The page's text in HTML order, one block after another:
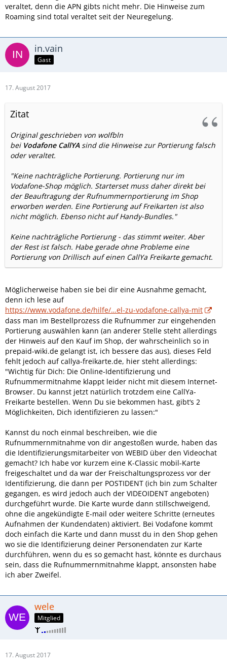
veraltet, denn die APN gibts nicht mehr. Die Hinweise zum
Roaming sind total veraltet seit der Neuregelung.
in.vain
Gast
17. August 2017
Zitat
Original geschrieben von wolfbln
bei Vodafone CallYA sind die Hinweise zur Portierung falsch
oder veraltet.
"Keine nachträgliche Portierung. Portierung nur im
Vodafone-Shop möglich. Starterset muss daher direkt bei
der Beauftragung der Rufnummernportierung im Shop
erworben werden. Eine Portierung auf Freikarten ist also
nicht möglich. Ebenso nicht auf Handy-Bundles."
Keine nachträgliche Portierung - das stimmt weiter. Aber
der Rest ist falsch. Habe gerade ohne Probleme eine
Portierung von Drillisch auf einen CallYa Freikarte gemacht.
Möglicherweise haben sie bei dir eine Ausnahme gemacht,
denn ich lese auf
https://www.vodafone.de/hilfe/…el-zu-vodafone-callya-mit
dass man im Bestellprozess die Rufnummer zur eingehenden
Portierung auswählen kann (an anderer Stelle steht allerdings
der Hinweis auf den Kauf im Shop, der wahrscheinlich so in
prepaid-wiki.de gelangt ist, ich bessere das aus), dieses Feld
fehlt jedoch auf callya-freikarte.de, hier steht allerdings:
"Wichtig für Dich: Die Online-Identifizierung und
Rufnummermitnahme klappt leider nicht mit diesem Internet-
Browser. Du kannst jetzt natürlich trotzdem eine CallYa-
Freikarte bestellen. Wenn Du sie bekommen hast, gibt‘s 2
Möglichkeiten, Dich identifizieren zu lassen:"
Kannst du noch einmal beschreiben, wie die
Rufnummernmitnahme von dir angestoßen wurde, haben das
die Identifizierungsmitarbeiter von WEBID über den Videochat
gemacht? Ich habe vor kurzem eine K-Classic mobil-Karte
freigeschaltet und da war der Freischaltungsprozess vor der
Identifizierung, die dann per POSTIDENT (ich bin zum Schalter
gegangen, es wird jedoch auch der VIDEOIDENT angeboten)
durchgeführt wurde. Die Karte wurde dann stillschweigend,
ohne die angekündigte E-mail oder weitere Schritte (erneutes
Aufnahmen der Kundendaten) aktiviert. Bei Vodafone kommt
doch einfach die Karte und dann musst du in den Shop gehen
wo sie die Identifizierung deiner Personendaten zur Karte
durchführen, wenn du es so gemacht hast, könnte es durchaus
sein, dass die Rufnummernmitnahme klappt, ansonsten habe
ich aber Zweifel.
wele
Mitglied
17. August 2017